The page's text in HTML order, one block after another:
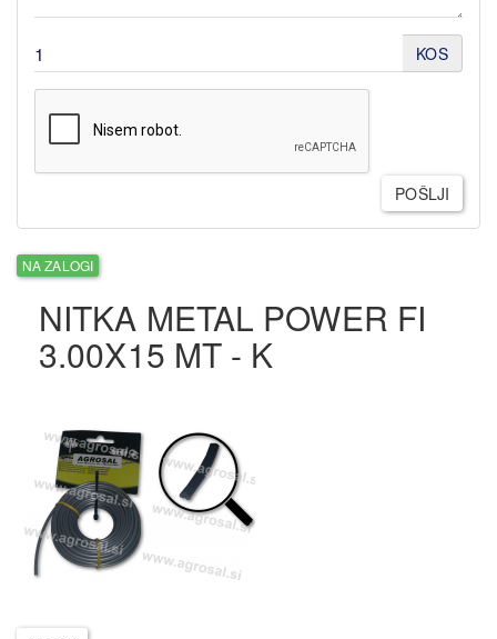
KOS
POŠLJI
NA ZALOGI
NITKA METAL POWER FI
3.00X15 MT - K